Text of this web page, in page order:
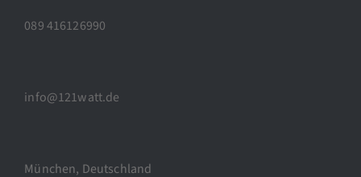
089 416126990
info@121watt.de
München, Deutschland